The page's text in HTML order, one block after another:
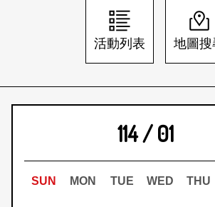
活動列表 地圖搜
114 / 01
SUN MON TUE WED THU